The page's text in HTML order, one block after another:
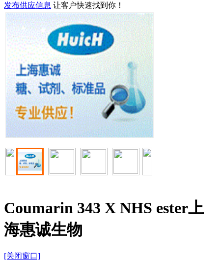
发布供应信息 让客户快速找到你！
Coumarin 343 X NHS ester上
海惠诚生物
[关闭窗口]